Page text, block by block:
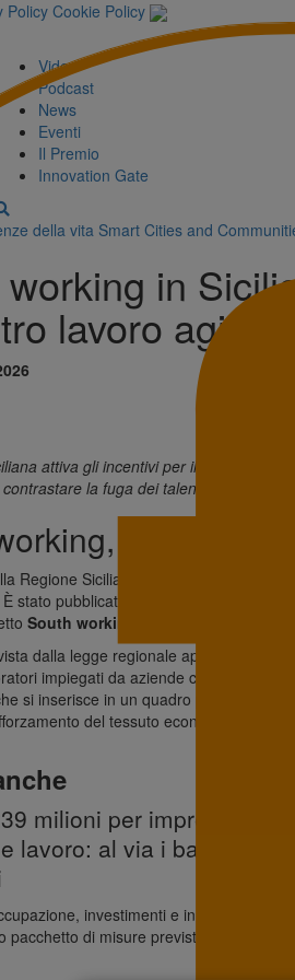
Policy Cookie Policy
Video
Podcast
News
Eventi
Il Premio
Innovation Gate
della vita Smart Cities and
in
lavoro agile
attiva gli incentivi per il
la fuga dei talenti.
pubblicato
Regione Siciliana
per trattenere e
stato pubblicato sul sito di Irfis l’avviso
South working
dalla legge regionale approvata lo
impiegati da aziende con sede nel
si inserisce in un quadro più ampio di
del tessuto economico locale.
milioni per imprese,
lavoro: al via i bandi
investimenti e innovazione: la
pacchetto di misure previste dalla